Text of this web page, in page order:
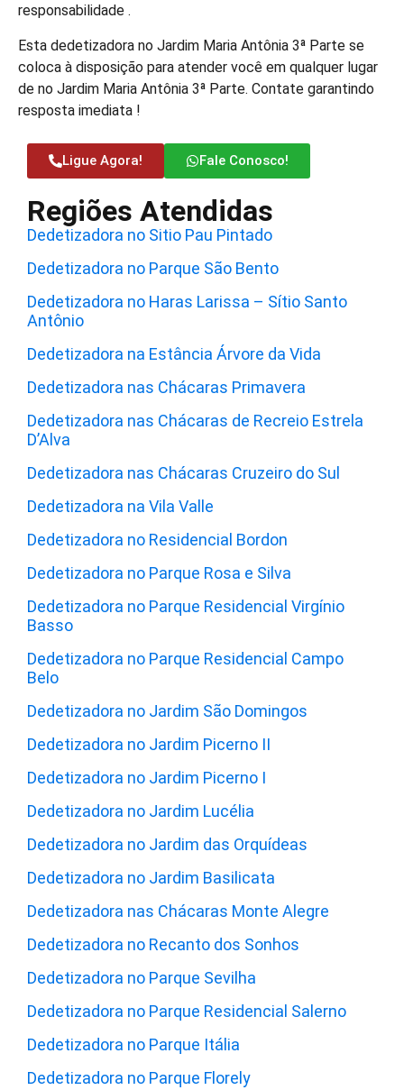
responsabilidade .
Esta dedetizadora no Jardim Maria Antônia 3ª Parte se
coloca à disposição para atender você em qualquer lugar
de no Jardim Maria Antônia 3ª Parte. Contate garantindo
resposta imediata !
Ligue Agora! Fale Conosco!
Regiões Atendidas
Dedetizadora no Sitio Pau Pintado
Dedetizadora no Parque São Bento
Dedetizadora no Haras Larissa – Sítio Santo
Antônio
Dedetizadora na Estância Árvore da Vida
Dedetizadora nas Chácaras Primavera
Dedetizadora nas Chácaras de Recreio Estrela
D’Alva
Dedetizadora nas Chácaras Cruzeiro do Sul
Dedetizadora na Vila Valle
Dedetizadora no Residencial Bordon
Dedetizadora no Parque Rosa e Silva
Dedetizadora no Parque Residencial Virgínio
Basso
Dedetizadora no Parque Residencial Campo
Belo
Dedetizadora no Jardim São Domingos
Dedetizadora no Jardim Picerno II
Dedetizadora no Jardim Picerno I
Dedetizadora no Jardim Lucélia
Dedetizadora no Jardim das Orquídeas
Dedetizadora no Jardim Basilicata
Dedetizadora nas Chácaras Monte Alegre
Dedetizadora no Recanto dos Sonhos
Dedetizadora no Parque Sevilha
Dedetizadora no Parque Residencial Salerno
Dedetizadora no Parque Itália
Dedetizadora no Parque Florely